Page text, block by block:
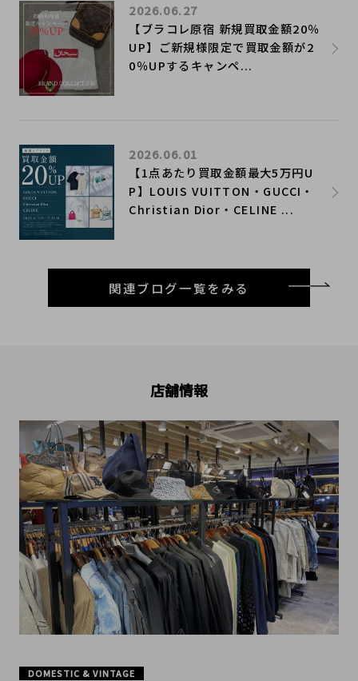
【ブラコレ原宿 新規買取金額20％
UP】ご新規様限定で買取金額が2
0％UPするキャンペ...
2026.06.27
【1点あたり買取金額最大5万円U
P】LOUIS VUITTON・GUCCI・
Christian Dior・CELINE ...
2026.06.01
関連ブログ一覧をみる
店舗情報
DOMESTIC & VINTAGE